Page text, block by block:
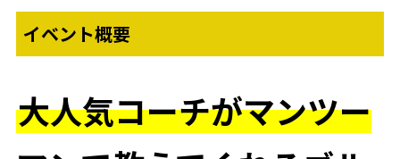
イベント概要
大人気コーチがマンツー